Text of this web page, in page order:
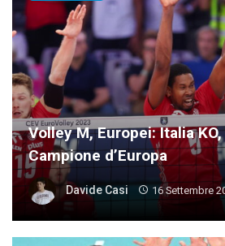
Volley M, Europei: Italia
Campione d’Europa
Davide Casi 16 Settembre